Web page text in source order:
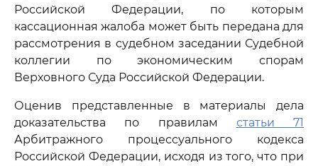
Российской Федерации, по которым
кассационная жалоба может быть передана для
рассмотрения в судебном заседании Судебной
коллегии по экономическим спорам
Верховного Суда Российской Федерации.
Оценив представленные в материалы дела
доказательства по правилам статьи 71
Арбитражного процессуального кодекса
Российской Федерации, исходя из того, что при